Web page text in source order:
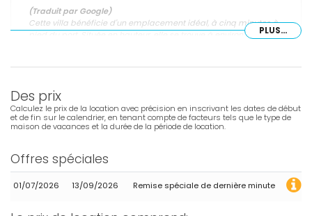
(Traduit par Google)
Cette villa bénéficie d'un emplacement idéal, à cinq minutes à
pied du port. Située en hauteur, elle se trouve à environ dix
indépendant de la volonté des propriétaires : des travaux en
revanche, la vue sur le port d'Ivar est splendide sur la droite.
Fantastique !
- 9,1
Groupes d'amis - Juillet 2026 - Royaume-Uni :
(Texte original)
PLUS...
Des prix
Calculez le prix de la location avec précision en inscrivant les dates de début
et de fin sur le calendrier, en tenant compte de facteurs tels que le type de
maison de vacances et la durée de la période de location.
Offres spéciales
01/07/2026 13/09/2026 Remise spéciale de dernière minute